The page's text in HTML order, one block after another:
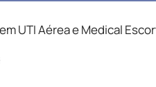
UTI Aérea e Medical